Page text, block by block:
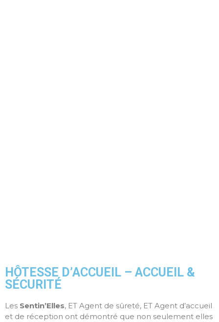
HÔTESSE D’ACCUEIL – ACCUEIL &
SÉCURITÉ
Les Sentin’Elles, ET Agent de sûreté, ET Agent d’accueil
et de réception ont démontré que non seulement elles